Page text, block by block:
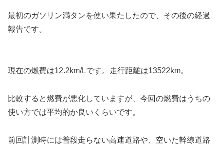
最初のガソリン満タンを使い果たしたので、その後の経過
報告です。
現在の燃費は12.2km/Lです。走行距離は13522km。
比較すると燃費が悪化していますが、今回の燃費はうちの
使い方では平均的か良いくらいです。
前回計測時には普段走らない高速道路や、空いた幹線道路